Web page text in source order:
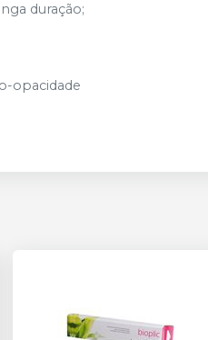
duração;
opacidade